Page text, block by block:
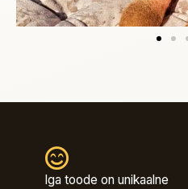
Iga toode on unikaalne